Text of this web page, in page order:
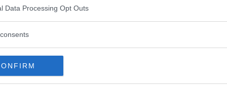
Data Processing Opt Outs
affär
gick transporterna lätt. Sterlings mattaffär i Eskilstuna fick
1962
trogna kompanjon fick arbeta hårt under odlingssäsongen. Att den